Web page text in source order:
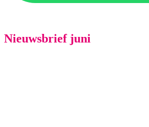
Nieuwsbrief juni